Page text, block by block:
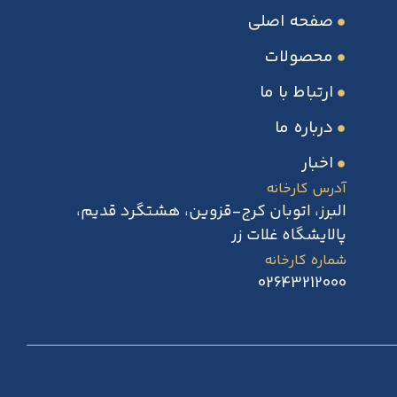
صفحه اصلی
محصولات
ارتباط با ما
درباره ما
اخبار
آدرس کارخانه
البرز، اتوبان کرج-قزوین، هشتگرد قدیم،
پالایشگاه غلات زر
شماره کارخانه
02643212000